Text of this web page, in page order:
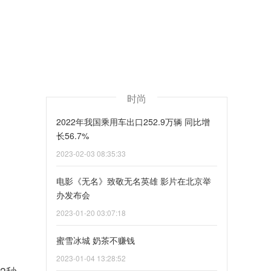
时尚
2022年我国乘用车出口252.9万辆 同比增
长56.7%
2023-02-03 08:35:33
电影《无名》致敬无名英雄 影片在北京举
办发布会
2023-01-20 03:07:18
蜜雪冰城 奶茶不赚钱
2023-01-04 13:28:52